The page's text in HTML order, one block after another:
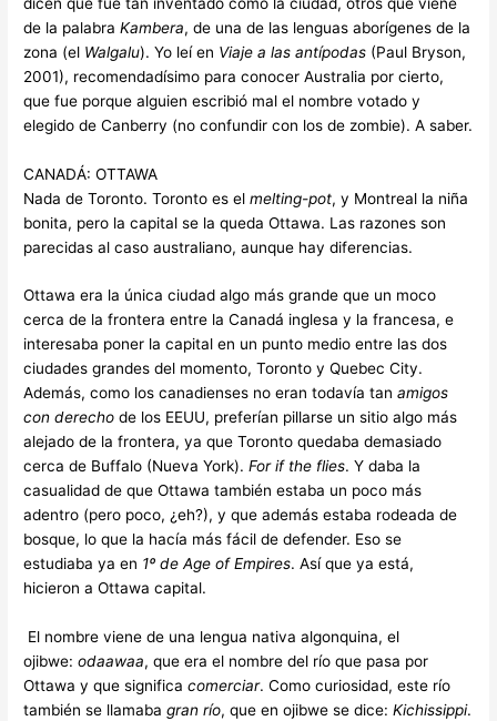
de la palabraKambera, de una de las lenguas aborígenes de la
zona (el Walgalu). Yo leí en Viaje a las antípodas (Paul Bryson,
2001), recomendadísimo para conocer Australia por cierto,
que fue porque alguien escribió mal el nombre votado y
elegido de Canberry (no confundir con los de zombie). A saber.
CANADÁ: OTTAWA
Nada de Toronto. Toronto es elmelting-pot, y Montreal la niña
bonita, pero la capital se la queda Ottawa. Las razones son
parecidas al caso australiano, aunque hay diferencias.
Ottawa era la única ciudad algo más grande que un moco
cerca de la frontera entre la Canadá inglesa y la francesa, e
interesaba poner la capital en un punto medio entre las dos
ciudades grandes del momento, Toronto y Quebec City.
Además, como los canadienses no eran todavía tanamigos
con derecho de los EEUU, preferían pillarse un sitio algo más
alejado de la frontera, ya que Toronto quedaba demasiado
cerca de Buffalo (Nueva York).For if the flies. Y daba la
casualidad de que Ottawa también estaba un poco más
adentro (pero poco, ¿eh?), y que además estaba rodeada de
bosque, lo que la hacía más fácil de defender. Eso se
estudiaba ya en 1º de Age of Empires. Así que ya está,
hicieron a Ottawa capital.
El nombre viene de una lengua nativa algonquina, el
ojibwe:odaawaa, que era el nombre del río que pasa por
Ottawa y que significacomerciar. Como curiosidad, este río
también se llamabagran río, que en ojibwe se dice:Kichissippi.